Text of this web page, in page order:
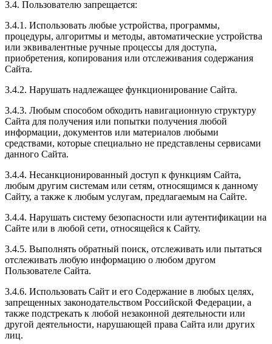
3.4. Пользователю запрещается:
3.4.1. Использовать любые устройства, программы,
процедуры, алгоритмы и методы, автоматические устройства
или эквивалентные ручные процессы для доступа,
приобретения, копирования или отслеживания содержания
Сайта.
3.4.2. Нарушать надлежащее функционирование Сайта.
3.4.3. Любым способом обходить навигационную структуру
Сайта для получения или попытки получения любой
информации, документов или материалов любыми
средствами, которые специально не представлены сервисами
данного Сайта.
3.4.4. Несанкционированный доступ к функциям Сайта,
любым другим системам или сетям, относящимся к данному
Сайту, а также к любым услугам, предлагаемым на Сайте.
3.4.4. Нарушать систему безопасности или аутентификации на
Сайте или в любой сети, относящейся к Сайту.
3.4.5. Выполнять обратный поиск, отслеживать или пытаться
отслеживать любую информацию о любом другом
Пользователе Сайта.
3.4.6. Использовать Сайт и его Содержание в любых целях,
запрещенных законодательством Российской Федерации, а
также подстрекать к любой незаконной деятельности или
другой деятельности, нарушающей права Сайта или других
лиц.